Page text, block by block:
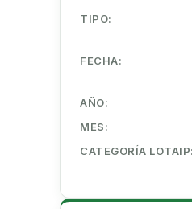
TIPO:
FECHA:
AÑO:
MES:
CATEGORÍA LOTAIP: